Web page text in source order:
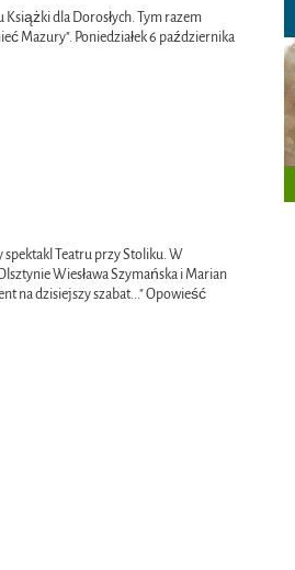
dla Dorosłych. Tym razem
Mazury". Poniedziałek 6 października
Teatru przy Stoliku. W
Wiesława Szymańska i Marian
na dzisiejszy szabat..." Opowieść